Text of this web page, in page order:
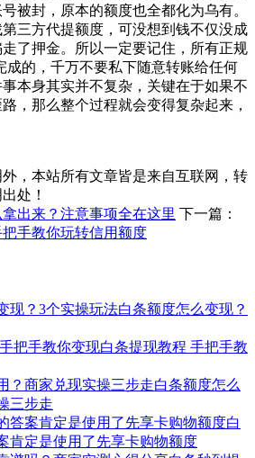
被封，原本的额度也全都化为乌有。
三方代提额度，可没想到钱不仅没成
了押金。所以一定要记住，所有正规
成的，千万不要私下随意转账给任何
本身其实并不复杂，关键在于如果不
，那么整个过程就会变得复杂起来，
外，本站所有文章皆是来自互联网，转
处！
出来？注意事项全在这里 下一篇：
手教你玩转信用额度
白条额度怎么变现？
白条提现教程 手把手教
白条额度怎么
三步走
白
肯定是使用了先享卡购物额度